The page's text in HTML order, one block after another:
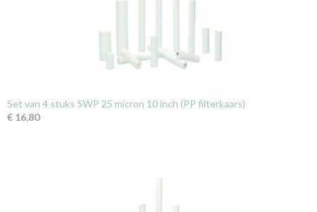
Set van 4 stuks SWP 25 micron 10 inch (PP filterkaars)
€ 16,80